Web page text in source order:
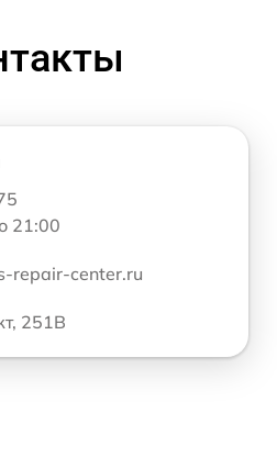
21:00
repair-center.ru
251В